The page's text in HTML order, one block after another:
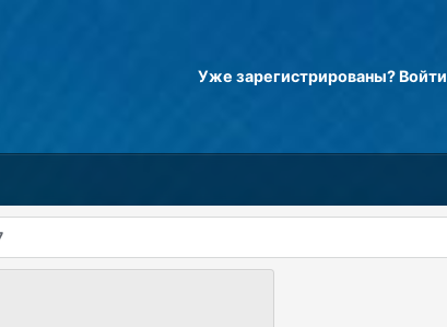
Уже зарегистрированы? Войти